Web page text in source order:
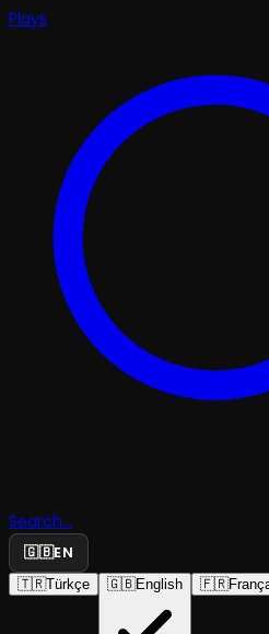
Plays
Search...
🇬🇧EN
🇹🇷Türkçe 🇬🇧English 🇫🇷